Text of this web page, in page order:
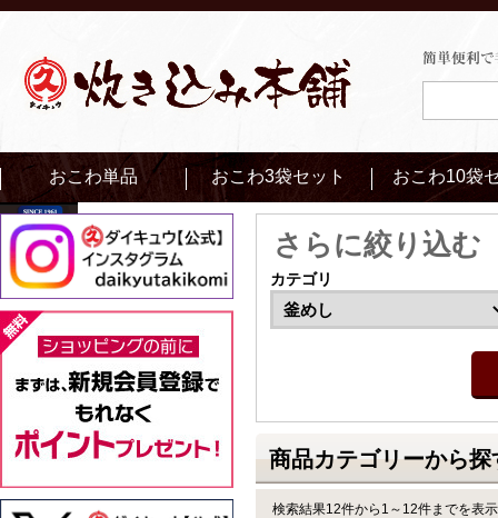
おこわ単品 おこわ3袋セット おこわ10袋
さらに絞り込む
カテゴリ
商品カテゴリーから
検索結果12件から1～12件までを表示